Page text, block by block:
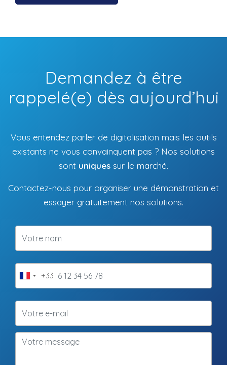
Demandez à être
rappelé(e) dès aujourd’hui
Vous entendez parler de digitalisation mais les outils
existants ne vous convainquent pas ? Nos solutions
sont uniques sur le marché.
Contactez-nous pour organiser une démonstration et
essayer gratuitement nos solutions.
France
+33
+33